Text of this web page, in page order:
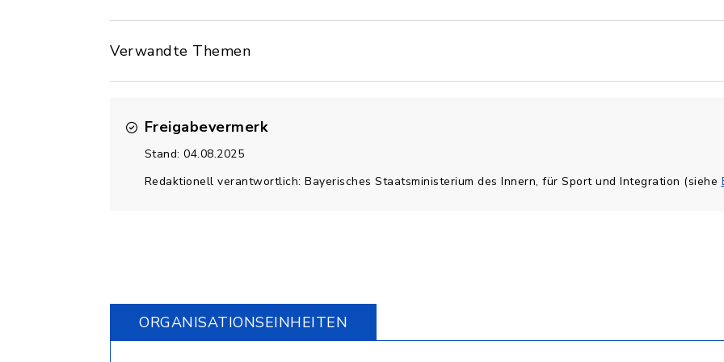
Verwandte Themen
Freigabevermerk
Stand: 04.08.2025
Redaktionell verantwortlich: Bayerisches Staatsministerium des Innern, für Sport und Integration (siehe
ORGANISATIONS­EINHEITEN